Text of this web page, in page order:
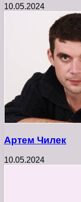
10.05.2024
Артем Чилек
10.05.2024